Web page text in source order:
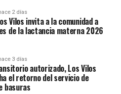
2 días
Vilos invita a la comunidad a
de la lactancia materna 2026
3 días
autorizado, Los Vilos
el retorno del servicio de
basuras